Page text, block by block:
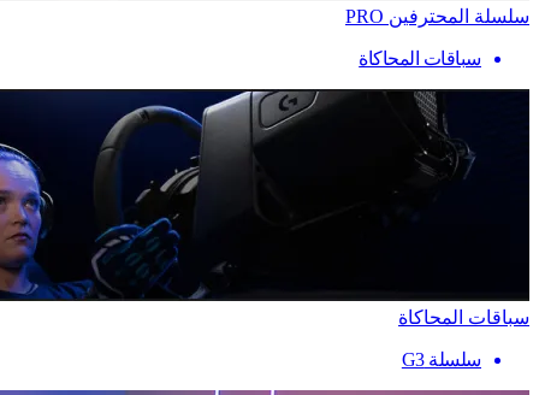
سلسلة المحترفين PRO
سباقات المحاكاة
سباقات المحاكاة
سلسلة G3